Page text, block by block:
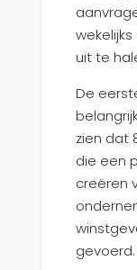
uit te
De
zien dat
die een
creëren
gevoerd.